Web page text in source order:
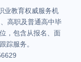
业教育权威服务机
高职及普通高中毕
，包含从报名、面
踪服务。